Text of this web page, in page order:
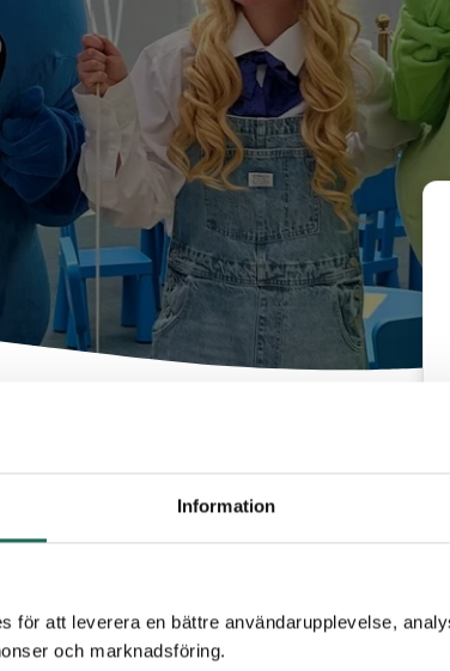
Information
för att leverera en bättre användarupplevelse,
och marknadsföring.
C4
12,00-16,00 bjuder vi in alla barn till ett